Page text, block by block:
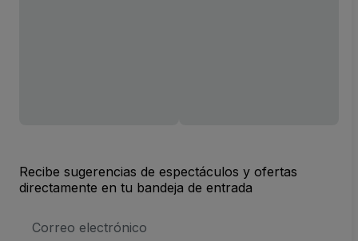
Recibe sugerencias de espectáculos y ofertas
directamente en tu bandeja de entrada
de